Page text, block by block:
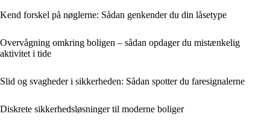
Kend forskel på nøglerne: Sådan genkender du din låsetype
Overvågning omkring boligen – sådan opdager du mistænkelig
aktivitet i tide
Slid og svagheder i sikkerheden: Sådan spotter du faresignalerne
Diskrete sikkerhedsløsninger til moderne boliger